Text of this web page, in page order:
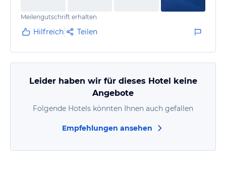
Stechmücken (die es…
Meilengutschrift erhalten
Hilfreich Teilen
Leider haben wir für dieses Hotel keine
Angebote
Folgende Hotels könnten Ihnen auch gefallen
Empfehlungen ansehen